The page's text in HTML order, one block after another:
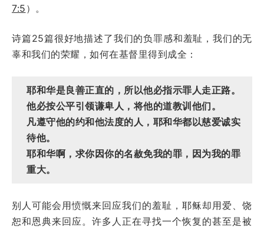
7:5 ）。
诗篇25篇很好地描述了我们的负罪感和羞耻，我们的无
辜和我们的荣耀，如何在基督里得到成全：
耶和华是良善正直的，所以他必指示罪人走正路。
他必按公平引领谦卑人，将他的道教训他们。
凡遵守他的约和他法度的人，耶和华都以慈爱诚实
待他。
耶和华啊，求你因你的名赦免我的罪，因为我的罪
重大。
别人可能会用愤慨来回应我们的羞耻，耶稣却用爱、饶
恕和恩典来回应。许多人正在寻找一个恢复的甚至是被